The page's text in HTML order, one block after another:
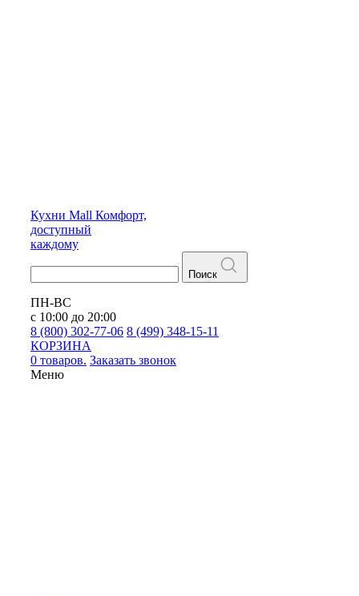
Кухни Mall Комфорт,
доступный
каждому
Поиск
ПН-ВС
с 10:00 до 20:00
8 (800) 302-77-06 8 (499) 348-15-11
КОРЗИНА
0 товаров. Заказать звонок
Меню